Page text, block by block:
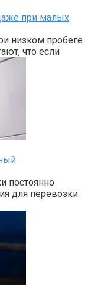
при малых
низком пробеге
что если
постоянно
для перевозки